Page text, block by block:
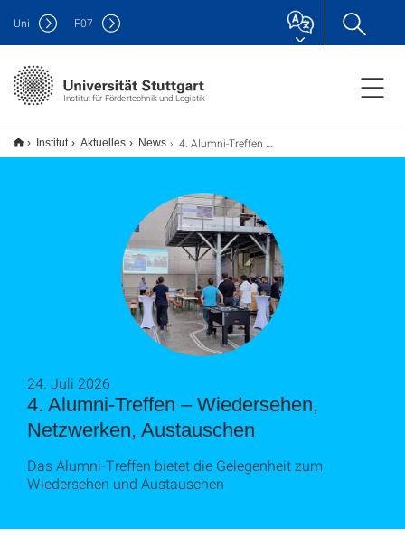
Institut für Fördertechnik und Logistik
Uni F07
Institut Aktuelles News 4. Alumni-Treffen – Wiedersehen, Netzwerken, Austauschen
4. Alumni-Treffen – Wiedersehen,
Netzwerken, Austauschen
24. Juli 2026
Das Alumni-Treffen bietet die Gelegenheit zum
Wiedersehen und Austauschen